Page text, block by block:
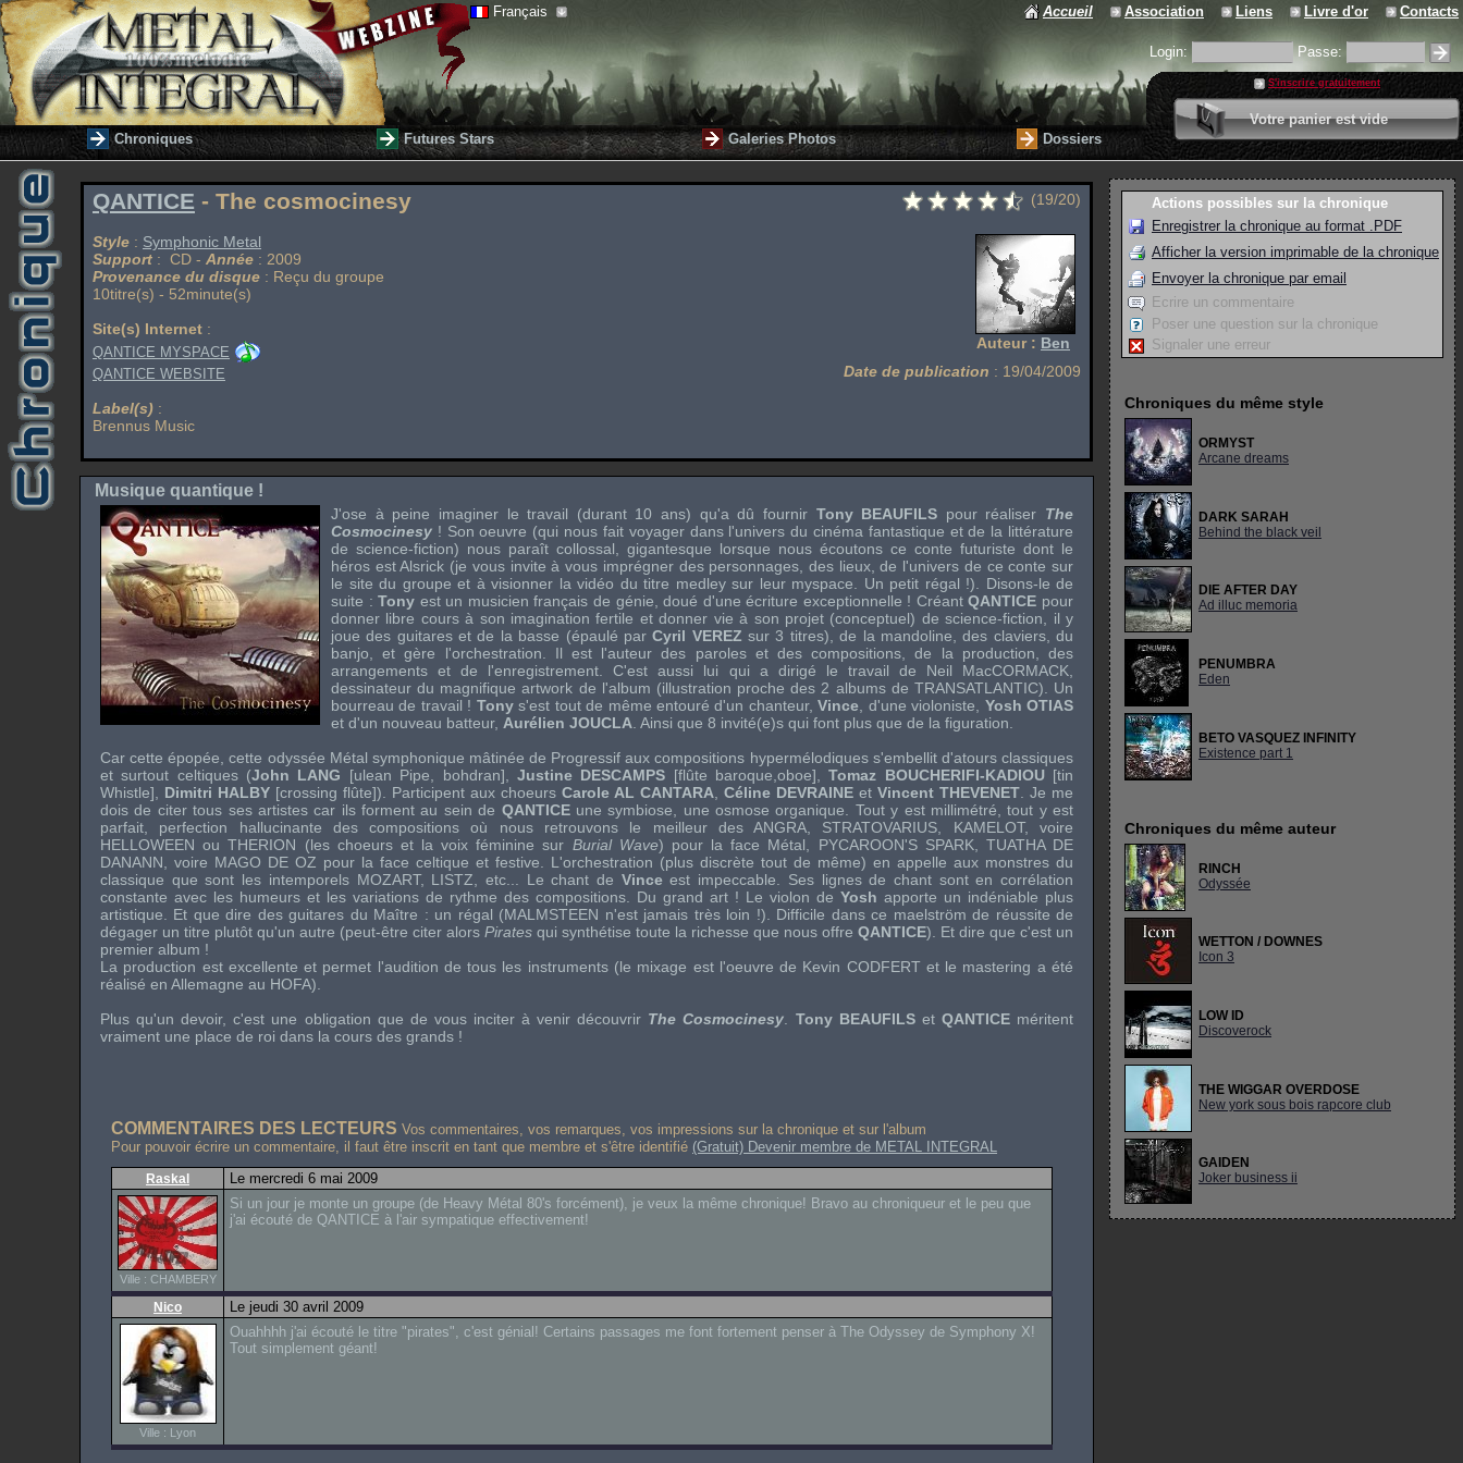
Français Accueil Association Liens Livre d'or Contacts
Login: Passe:
S'inscrire gratuitement
Votre panier est vide
0 article
Valider votre panier
Chroniques Futures Stars Galeries Photos Dossiers
QANTICE - The cosmocinesy
Style : Symphonic Metal
Support : CD - Année : 2009
Provenance du disque : Reçu du groupe
10titre(s) - 52minute(s)
Site(s) Internet :
QANTICE MYSPACE
QANTICE WEBSITE
Label(s) :
Brennus Music
(19/20)
Auteur : Ben
Date de publication : 19/04/2009
Musique quantique !
J'ose à peine imaginer le travail (durant 10 ans) qu'a dû fournir Tony BEAUFILS pour réaliser The
Cosmocinesy ! Son oeuvre (qui nous fait voyager dans l'univers du cinéma fantastique et de la littérature
de science-fiction) nous paraît collossal, gigantesque lorsque nous écoutons ce conte futuriste dont le
héros est Alsrick (je vous invite à vous imprégner des personnages, des lieux, de l'univers de ce conte sur
le site du groupe et à visionner la vidéo du titre medley sur leur myspace. Un petit régal !). Disons-le de
suite :Tony est un musicien français de génie, doué d'une écriture exceptionnelle ! CréantQANTICE pour
donner libre cours à son imagination fertile et donner vie à son projet (conceptuel) de science-fiction, il y
joue des guitares et de la basse (épaulé parCyril VEREZ sur 3 titres), de la mandoline, des claviers, du
banjo, et gère l'orchestration. Il est l'auteur des paroles et des compositions, de la production, des
arrangements et de l'enregistrement. C'est aussi lui qui a dirigé le travail de Neil MacCORMACK,
dessinateur du magnifique artwork de l'album (illustration proche des 2 albums de TRANSATLANTIC). Un
bourreau de travail ! Tonys'est tout de même entouré d'un chanteur,Vince , d'une violoniste, Yosh OTIAS
et d'un nouveau batteur, Aurélien JOUCLA . Ainsi que 8 invité(e)s qui font plus que de la figuration.
Car cette épopée, cette odyssée Métal symphonique mâtinée de Progressif aux compositions hypermélodiques s'embellit d'atours classiques
et surtout celtiques (John LANG [ulean Pipe, bohdran], Justine DESCAMPS [flûte baroque,oboe],Tomaz BOUCHERIFI-KADIOU[tin
Whistle], Dimitri HALBY [crossing flûte]). Participent aux choeurs Carole AL CANTARA Céline DEVRAINE et Vincent THEVENET . Je me
dois de citer tous ses artistes car ils forment au sein de QANTICEune symbiose, une osmose organique. Tout y est millimétré, tout y est
parfait, perfection hallucinante des compositions où nous retrouvons le meilleur desANGRA STRATOVARIUS KAMELOT, voire
HELLOWEENouTHERION (les choeurs et la voix féminine sur Burial Wave) pour la face Métal, PYCAROON'S SPARK
TUATHA DE
DANANN , voire MAGO DE OZ pour la face celtique et festive. L'orchestration (plus discrète tout de même) en appelle aux monstres du
classique que sont les intemporels MOZART, LISTZ , etc... Le chant de Vinceest impeccable. Ses lignes de chant sont en corrélation
constante avec les humeurs et les variations de rythme des compositions. Du grand art ! Le violon de Yosh apporte un indéniable plus
artistique. Et que dire des guitares du Maître : un régal (MALMSTEEN n'est jamais très loin !). Difficile dans ce maelström de réussite de
dégager un titre plutôt qu'un autre (peut-être citer alors Pirates qui synthétise toute la richesse que nous offre QANTICE). Et dire que c'est un
premier album !
La production est excellente et permet l'audition de tous les instruments (le mixage est l'oeuvre de Kevin CODFERT et le mastering a été
réalisé en Allemagne au HOFA).
Plus qu'un devoir, c'est une obligation que de vous inciter à venir découvrir The Cosmocinesy Tony BEAUFILSet QANTICEméritent
vraiment une place de roi dans la cours des grands !
COMMENTAIRES DES LECTEURS Vos commentaires, vos remarques, vos impressions sur la chronique et sur l'album
Pour pouvoir écrire un commentaire, il faut être inscrit en tant que membre et s'être identifié (Gratuit) Devenir membre de METAL INTEGRAL
Raskal Le mercredi 6 mai 2009
Ville : CHAMBERY
Si un jour je monte un groupe (de Heavy Métal 80's forcément), je veux la même chronique! Bravo au chroniqueur et le peu que
j'ai écouté de QANTICE à l'air sympatique effectivement!
Nico Le jeudi 30 avril 2009
Ville : Lyon
Ouahhhh j'ai écouté le titre "pirates", c'est génial! Certains passages me font fortement penser à The Odyssey de Symphony X!
Tout simplement géant!
Actions possibles sur la chronique
Enregistrer la chronique au format .PDF
Afficher la version imprimable de la chronique
Envoyer la chronique par email
Ecrire un commentaire
Poser une question sur la chronique
Signaler une erreur
Chroniques du même style
ORMYST
Arcane dreams
DARK SARAH
Behind the black veil
DIE AFTER DAY
Ad illuc memoria
PENUMBRA
Eden
BETO VASQUEZ INFINITY
Existence part 1
Chroniques du même auteur
RINCH
Odyssée
WETTON / DOWNES
Icon 3
LOW ID
Discoverock
THE WIGGAR OVERDOSE
New york sous bois rapcore club
GAIDEN
Joker business ii